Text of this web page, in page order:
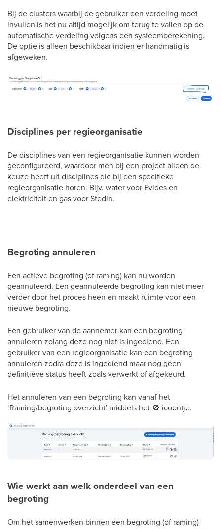
Bij de clusters waarbij de gebruiker een verdeling moet
invullen is het nu altijd mogelijk om terug te vallen op de
automatische verdeling volgens een systeemberekening.
De optie is alleen beschikbaar indien er handmatig is
afgeweken.
Disciplines per regieorganisatie
De disciplines van een regieorganisatie kunnen worden
geconfigureerd, waardoor men bij een project alleen de
keuze heeft uit disciplines die bij een specifieke
regieorganisatie horen. Bijv. water voor Evides en
elektriciteit en gas voor Stedin.
Begroting annuleren
Een actieve begroting (of raming) kan nu worden
geannuleerd. Een geannuleerde begroting kan niet meer
verder door het proces heen en maakt ruimte voor een
nieuwe begroting.
Een gebruiker van de aannemer kan een begroting
annuleren zolang deze nog niet is ingediend. Een
gebruiker van een regieorganisatie kan een begroting
annuleren zodra deze is ingediend maar nog geen
definitieve status heeft zoals verwerkt of afgekeurd.
Het annuleren van een begroting kan vanaf het
‘Raming/begroting overzicht’ middels het 🚫 icoontje.
Wie werkt aan welk onderdeel van een
begroting
Om het samenwerken binnen een begroting (of raming)